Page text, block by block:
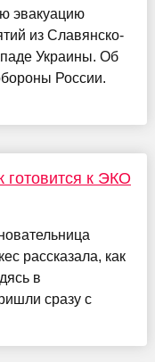
эвакуацию
из Славянско-
Украины. Об
России.
готовится к ЭКО
рассказала, как
в
сразу с